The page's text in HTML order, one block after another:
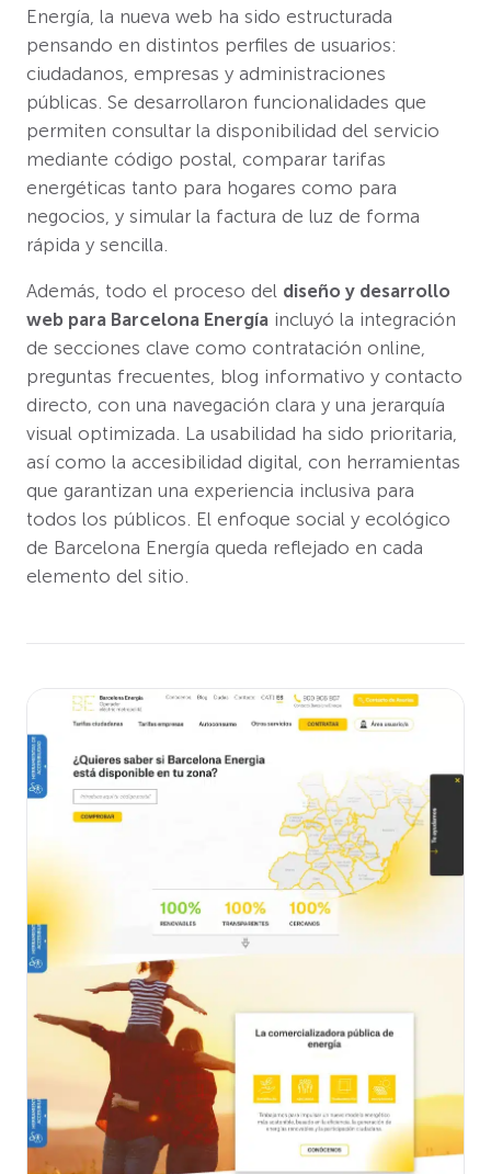
Energía, la nueva web ha sido estructurada
pensando en distintos perfiles de usuarios:
ciudadanos, empresas y administraciones
públicas. Se desarrollaron funcionalidades que
permiten consultar la disponibilidad del servicio
mediante código postal, comparar tarifas
energéticas tanto para hogares como para
negocios, y simular la factura de luz de forma
rápida y sencilla.
Además, todo el proceso del diseño y desarrollo
web para Barcelona Energía incluyó la integración
de secciones clave como contratación online,
preguntas frecuentes, blog informativo y contacto
directo, con una navegación clara y una jerarquía
visual optimizada. La usabilidad ha sido prioritaria,
así como la accesibilidad digital, con herramientas
que garantizan una experiencia inclusiva para
todos los públicos. El enfoque social y ecológico
de Barcelona Energía queda reflejado en cada
elemento del sitio.